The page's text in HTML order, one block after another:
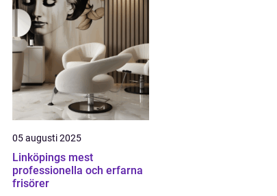
05 augusti 2025
Linköpings mest
professionella och erfarna
frisörer